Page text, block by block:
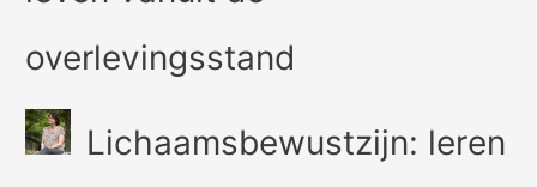
overlevingsstand
Lichaamsbewustzijn: leren